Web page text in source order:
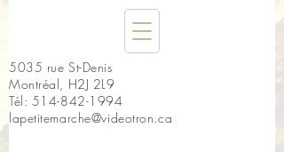
5035 rue St-Denis
Montréal, H2J 2L9
Tél: 514-842-1994
lapetitemarche@videotron.ca